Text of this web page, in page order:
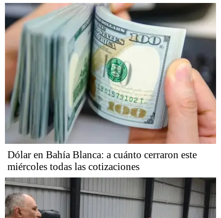
Dólar en Bahía Blanca: a cuánto cerraron este
miércoles todas las cotizaciones